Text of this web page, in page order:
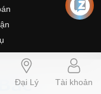
Đại Lý Tài khoản